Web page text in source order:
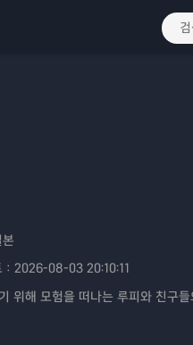
본
2026-08-03 20:10:11
위해 모험을 떠나는 루피와 친구들